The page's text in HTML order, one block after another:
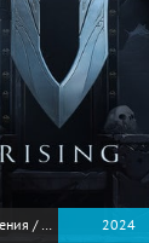
Приключения / Экшен 2024